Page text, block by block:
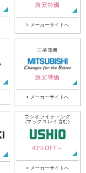
激安特価
> メーカーサイトへ
三菱電機
激安特価
> メーカーサイトへ
ウシオライティング
(マックスレイ含む)
43%OFF～
> メーカーサイトへ